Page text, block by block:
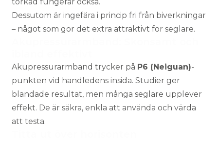
Dessutom är ingefära i princip fri från biverkningar
– något som gör det extra attraktivt för seglare.
Akupressurarmband trycker på P6 (Neiguan)-
punkten vid handledens insida. Studier ger
blandade resultat, men många seglare upplever
effekt. De är säkra, enkla att använda och värda
att testa.